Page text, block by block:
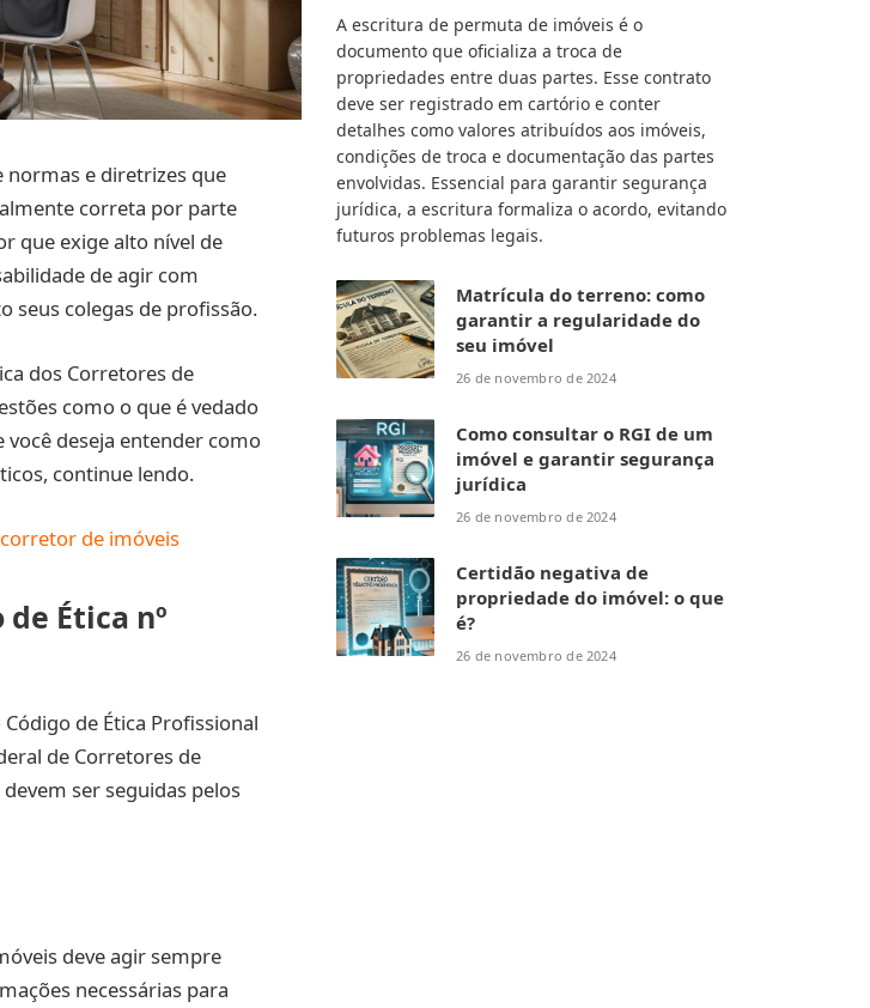
normas e diretrizes que
correta por parte
que exige alto nível de
de agir com
seus colegas de profissão.
dos Corretores de
como o que é vedado
você deseja entender como
continue lendo.
de imóveis
Ética nº
de Ética Profissional
de Corretores de
ser seguidas pelos
deve agir sempre
necessárias para
A escritura de permuta de imóveis é o
documento que oficializa a troca de
propriedades entre duas partes. Esse contrato
deve ser registrado em cartório e conter
detalhes como valores atribuídos aos imóveis,
condições de troca e documentação das partes
envolvidas. Essencial para garantir segurança
jurídica, a escritura formaliza o acordo, evitando
futuros problemas legais.
Matrícula do terreno: como
garantir a regularidade do
seu imóvel
26 de novembro de 2024
Como consultar o RGI de um
imóvel e garantir segurança
jurídica
26 de novembro de 2024
Certidão negativa de
propriedade do imóvel: o que
é?
26 de novembro de 2024